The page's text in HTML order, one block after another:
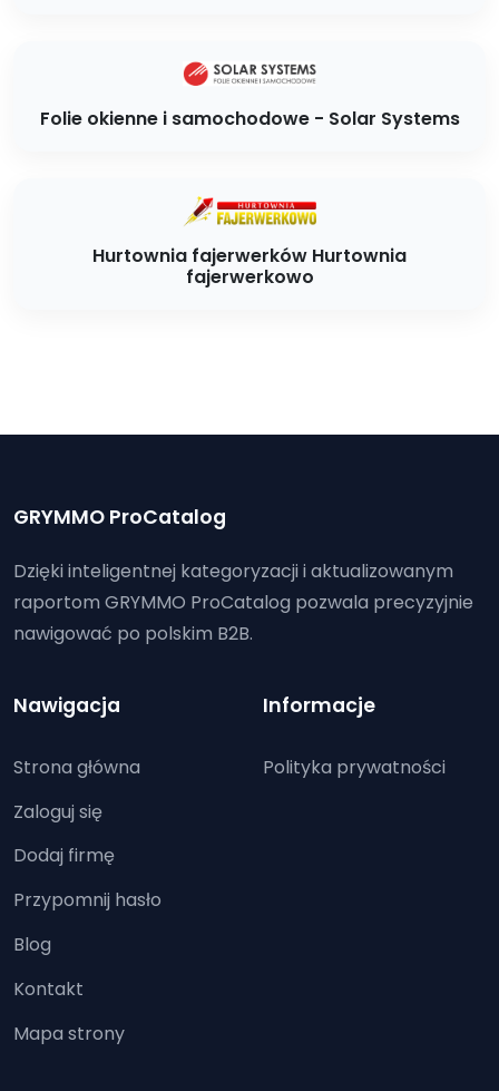
Folie okienne i samochodowe - Solar Systems
Hurtownia fajerwerków Hurtownia
fajerwerkowo
GRYMMO ProCatalog
Dzięki inteligentnej kategoryzacji i aktualizowanym
raportom GRYMMO ProCatalog pozwala precyzyjnie
nawigować po polskim B2B.
Nawigacja
Strona główna
Zaloguj się
Dodaj firmę
Przypomnij hasło
Blog
Kontakt
Mapa strony
Informacje
Polityka prywatności